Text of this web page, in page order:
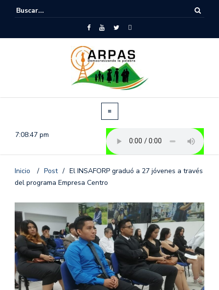
7:08:47 pm
Inicio / Post / El INSAFORP graduó a 27 jóvenes a través
del programa Empresa Centro